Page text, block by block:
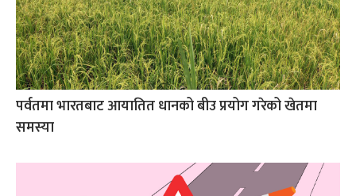
पर्वतमा भारतबाट आयातित धानको बीउ प्रयोग गरेको खेतमा
समस्या